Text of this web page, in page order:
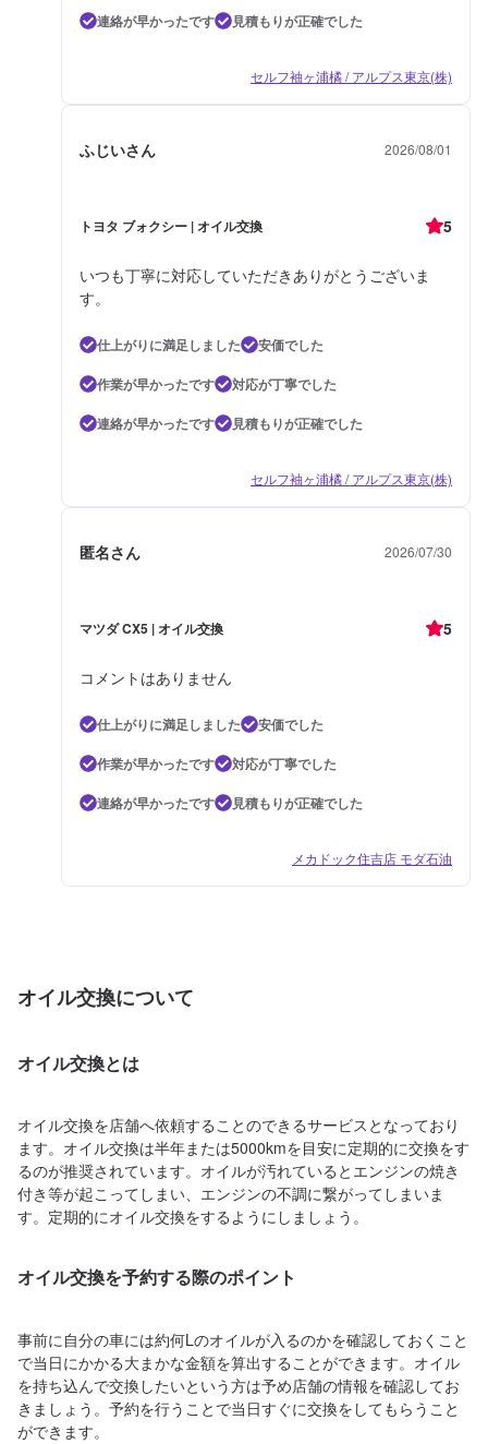
連絡が早かったです 見積もりが正確でした
セルフ袖ヶ浦橘 / アルプス東京(株)
ふじいさん 2026/08/01
トヨタ ブォクシー | オイル交換 5
いつも丁寧に対応していただきありがとうございま
す。
仕上がりに満足しました
安価でした
作業が早かったです
対応が丁寧でした
連絡が早かったです
見積もりが正確でした
セルフ袖ヶ浦橘 / アルプス東京(株)
匿名さん 2026/07/30
マツダ CX5 | オイル交換 5
コメントはありません
仕上がりに満足しました
安価でした
作業が早かったです
対応が丁寧でした
連絡が早かったです
見積もりが正確でした
メカドック住吉店 モダ石油
オイル交換について
オイル交換とは
オイル交換を店舗へ依頼することのできるサービスとなっており
ます。オイル交換は半年または5000kmを目安に定期的に交換をす
るのが推奨されています。オイルが汚れているとエンジンの焼き
付き等が起こってしまい、エンジンの不調に繋がってしまいま
す。定期的にオイル交換をするようにしましょう。
オイル交換を予約する際のポイント
事前に自分の車には約何Lのオイルが入るのかを確認しておくこと
で当日にかかる大まかな金額を算出することができます。オイル
を持ち込んで交換したいという方は予め店舗の情報を確認してお
きましょう。予約を行うことで当日すぐに交換をしてもらうこと
ができます。